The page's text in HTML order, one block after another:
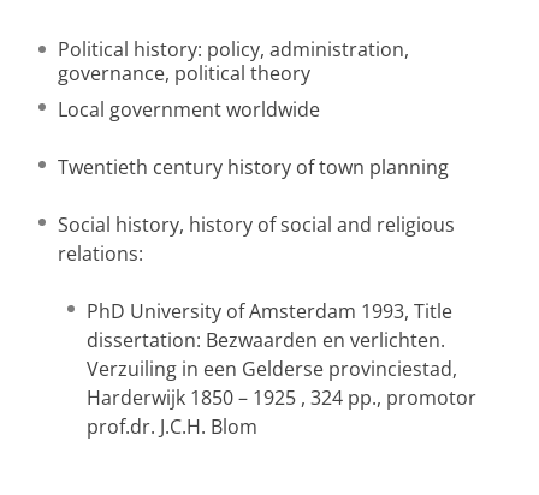
Political history: policy, administration,
governance, political theory
Local government worldwide
Twentieth century history of town planning
Social history, history of social and religious
relations:
PhD University of Amsterdam 1993, Title
dissertation: Bezwaarden en verlichten.
Verzuiling in een Gelderse provinciestad,
Harderwijk 1850 – 1925 , 324 pp., promotor
prof.dr. J.C.H. Blom